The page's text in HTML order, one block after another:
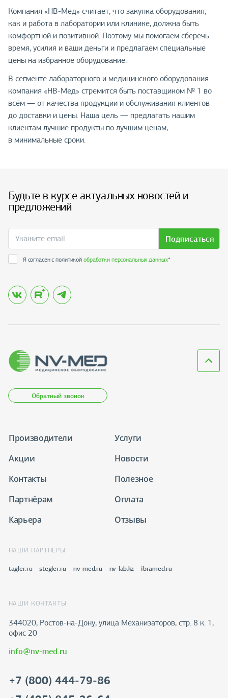
Компания «НВ-Мед» считает, что закупка оборудования,
как и работа в лаборатории или клинике, должна быть
комфортной и позитивной. Поэтому мы помогаем сберечь
время, усилия и ваши деньги и предлагаем специальные
цены на избранное оборудование.
В сегменте лабораторного и медицинского оборудования
компания «НВ-Мед» стремится быть поставщиком № 1 во
всём — от качества продукции и обслуживания клиентов
до доставки и цены. Наша цель — предлагать нашим
клиентам лучшие продукты по лучшим ценам,
в минимальные сроки.
Будьте в курсе актуальных новостей и
предложений
Подписаться
Я согласен с политикойобработки персональных данных*
Обратный звонок
Производители
Услуги
Акции
Новости
Контакты
Полезное
Партнёрам
Оплата
Карьера
Отзывы
НАШИ ПАРТНЕРЫ
tagler.ru stegler.ru nv-med.ru nv-lab.kz ibramed.ru
НАШИ КОНТАКТЫ
344020, Ростов-на-Дону​, улица Механизаторов, стр. 8 к. 1,
офис 20
info@nv-med.ru
+7 (800) 444-79-86